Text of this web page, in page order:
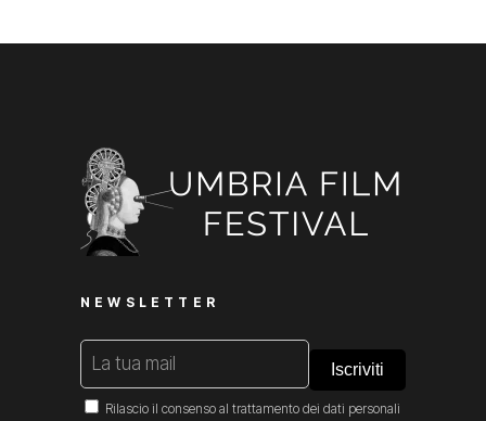
NEWSLETTER
Rilascio il consenso al trattamento dei dati personali